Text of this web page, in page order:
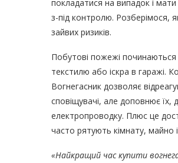
покладатися на випадок і
з-під контролю. Розберімося,
зайвих ризиків.
Побутові пожежі починаються
текстилю або іскра в гаражі.
Вогнегасник дозволяє
сповіщувачі, але доповнює
електропроводку. Плюс це
часто рятують кімнату, майно
«Найкращий час купити